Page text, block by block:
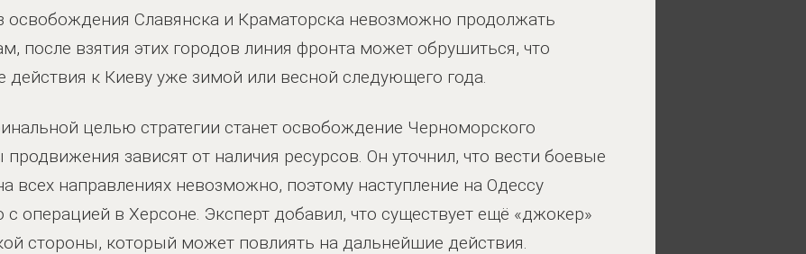
освобождения Славянска и Краматорска невозможно продолжать
после взятия этих городов линия фронта может обрушиться, что
действия к Киеву уже зимой или весной следующего года.
целью стратегии станет освобождение Черноморского
зависят от наличия ресурсов. Он уточнил, что вести боевые
всех направлениях невозможно, поэтому наступление на Одессу
операцией в Херсоне. Эксперт добавил, что существует ещё «джокер»
стороны, который может повлиять на дальнейшие действия.